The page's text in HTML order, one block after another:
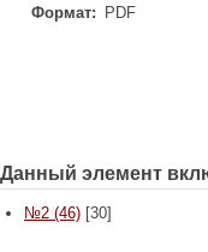
Формат:
PDF
Данный элемент
№2 (46) [30]